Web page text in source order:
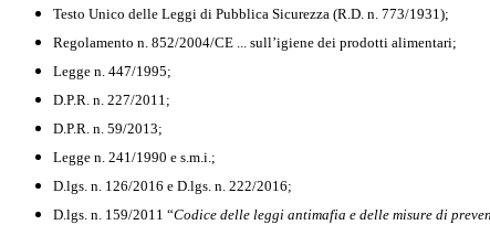
Testo Unico delle Leggi di Pubblica Sicurezza (R.D. n. 773/1931);
Regolamento n. 852/2004/CE ... sull’igiene dei prodotti alimentari;
Legge n. 447/1995;
D.P.R. n. 227/2011;
D.P.R. n. 59/2013;
Legge n. 241/1990 e s.m.i.;
D.lgs. n. 126/2016 e D.lgs. n. 222/2016;
D.lgs. n. 159/2011 “Codice delle leggi antimafia e delle misure di